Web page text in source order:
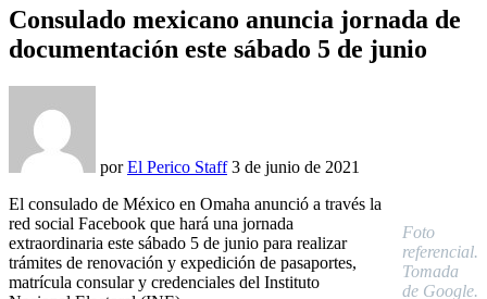
Consulado mexicano anuncia jornada de
documentación este sábado 5 de junio
por El Perico Staff 3 de junio de 2021
Foto
referencial.
Tomada
de Google.
El consulado de México en Omaha anunció a través la
red social Facebook que hará una jornada
extraordinaria este sábado 5 de junio para realizar
trámites de renovación y expedición de pasaportes,
matrícula consular y credenciales del Instituto